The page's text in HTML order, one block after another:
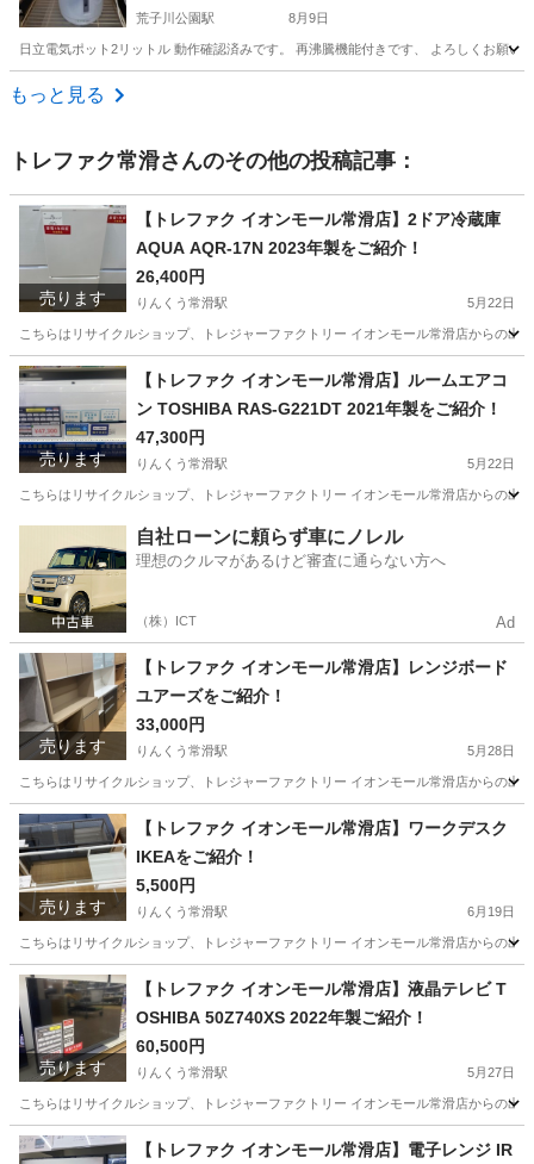
荒子川公園駅 8月9日
日立電気ポット2リットル 動作確認済みです。 再沸騰機能付きです、 よろしくお願い
愛知 名古屋市
もっと見る
トレファク常滑さんのその他の投稿記事：
売ります
【トレファク イオンモール常滑店】2ドア冷蔵庫
AQUA AQR-17N 2023年製をご紹介！
26,400円
りんくう常滑駅 5月22日
こちらはリサイクルショップ、トレジャーファクトリー イオンモール常滑店からの
愛知 常滑市 りんくう常滑駅 キッチン家電 AQR
売ります
【トレファク イオンモール常滑店】ルームエアコ
ン TOSHIBA RAS-G221DT 2021年製をご紹介！
47,300円
りんくう常滑駅 5月22日
こちらはリサイクルショップ、トレジャーファクトリー イオンモール常滑店からの
りんくう常滑駅 季節、空調家電 RAS
自社ローンに頼らず車にノレル
理想のクルマがあるけど審査に通らない方へ
（株）ICT Ad
売ります
【トレファク イオンモール常滑店】レンジボード
ユアーズをご紹介！
33,000円
りんくう常滑駅 5月28日
こちらはリサイクルショップ、トレジャーファクトリー イオンモール常滑店からの
愛知 常滑市 りんくう常滑駅 トレファク
売ります
【トレファク イオンモール常滑店】ワークデスク
IKEAをご紹介！
5,500円
りんくう常滑駅 6月19日
こちらはリサイクルショップ、トレジャーファクトリー イオンモール常滑店からの
愛知 常滑市 りんくう常滑駅 オフィス用家具 トレファク
売ります
【トレファク イオンモール常滑店】液晶テレビ T
OSHIBA 50Z740XS 2022年製ご紹介！
60,500円
りんくう常滑駅 5月27日
こちらはリサイクルショップ、トレジャーファクトリー イオンモール常滑店からの
愛知 常滑市 りんくう常滑駅 トレファク
【トレファク イオンモール常滑店】電子レンジ IR